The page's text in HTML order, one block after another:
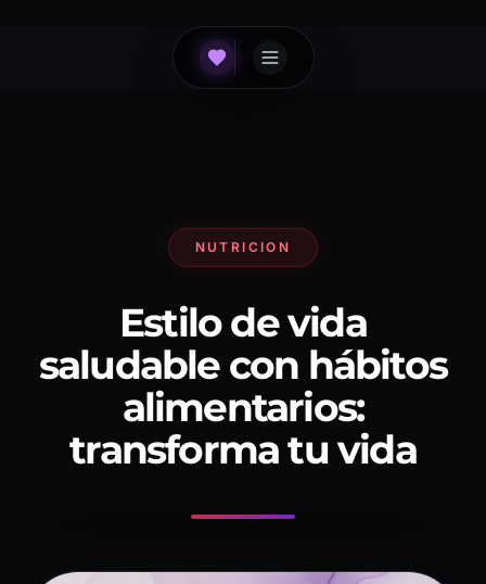
NUTRICION
Estilo de vida
saludable con hábitos
alimentarios:
transforma tu vida